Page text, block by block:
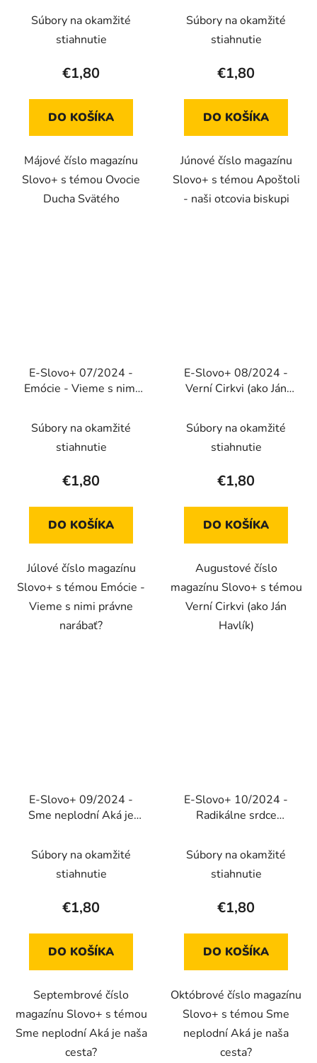
Súbory na okamžité
stiahnutie
€1,80
DO KOŠÍKA
Májové číslo magazínu
Slovo+ s témou Ovocie
Ducha Svätého
vydanie)
Súbory na okamžité
stiahnutie
€1,80
DO KOŠÍKA
Júnové číslo magazínu
Slovo+ s témou Apoštoli
- naši otcovia biskupi
E-Slovo+ 07/2024 -
Emócie - Vieme s nimi
(Elektronické vydanie)
Súbory na okamžité
stiahnutie
€1,80
DO KOŠÍKA
Júlové číslo magazínu
Slovo+ s témou Emócie -
Vieme s nimi právne
narábať?
E-Slovo+ 08/2024 -
Verní Cirkvi (ako Ján
vydanie)
Súbory na okamžité
stiahnutie
€1,80
DO KOŠÍKA
Augustové číslo
magazínu Slovo+ s témou
Verní Cirkvi (ako Ján
Havlík)
E-Slovo+ 09/2024 -
Sme neplodní Aká je
Súbory na okamžité
stiahnutie
€1,80
DO KOŠÍKA
Septembrové číslo
magazínu Slovo+ s témou
Sme neplodní Aká je naša
cesta?
E-Slovo+ 10/2024 -
Radikálne srdce
Súbory na okamžité
stiahnutie
€1,80
DO KOŠÍKA
Októbrové číslo magazínu
Slovo+ s témou Sme
neplodní Aká je naša
cesta?